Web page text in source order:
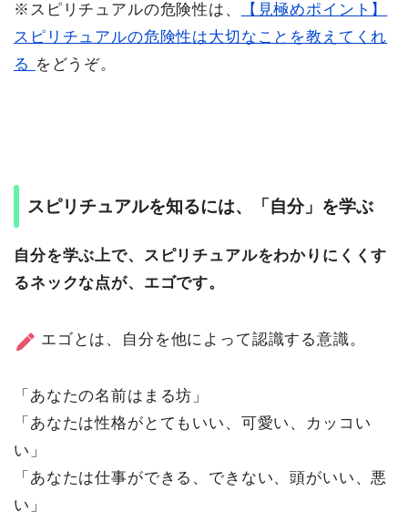
※スピリチュアルの危険性は、
【見極めポイント】
スピリチュアルの危険性は大切なことを教えてくれ
る をどうぞ。
スピリチュアルを知るには、「自分」を学ぶ
自分を学ぶ上で、スピリチュアルをわかりにくくす
るネックな点が、エゴです。
エゴとは、自分を他によって認識する意識。
「あなたの名前はまる坊」
「あなたは性格がとてもいい、可愛い、カッコい
い」
「あなたは仕事ができる、できない、頭がいい、悪
い」